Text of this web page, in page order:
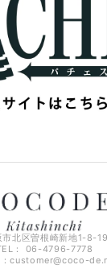
北区曽根崎新地1-8-
： 06-4796-7778
customer@coco-